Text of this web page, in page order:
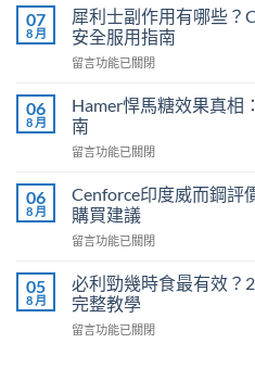
士
保
健
品
介
2026
｜
香
5
款
門
士
保
健
07
8 月
犀利士副作用有哪些？
安全服用指南
在
利
士
副
作
有
哪
些？
Cialis
見
副
用
留言功能已關閉
06
8 月
Hamer悍馬糖效果真相
南
在
悍
馬
糖
效
真
相：
香
港
留言功能已關閉
06
8 月
Cenforce印度威而鋼評
購買建議
在
印
度
威
而
留言功能已關閉
05
8 月
必利勁幾時食最有效？
完整教學
在
留言功能已關閉